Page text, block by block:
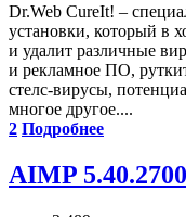
Dr.Web CureIt! –
установки, который в
и удалит различные
и рекламное ПО,
стелс-вирусы,
многое другое....
2 Подробнее
AIMP